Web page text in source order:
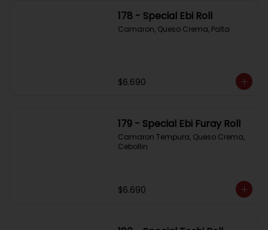
178 - Special Ebi Roll
Camaron, Queso Crema, Palta
$6.690
179 - Special Ebi Furay Roll
Camaron Tempura, Queso Crema,
Cebollin
$6.690